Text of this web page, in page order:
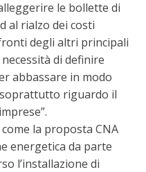
le bollette di
al rialzo dei costi
degli altri principali
di definire
abbassare in modo
riguardo il
la proposta CNA
energetica da parte
l’installazione di